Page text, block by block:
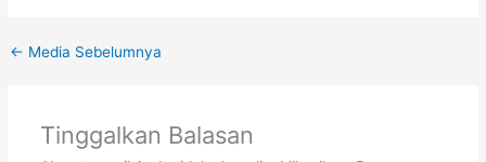
← Media Sebelumnya
Tinggalkan Balasan